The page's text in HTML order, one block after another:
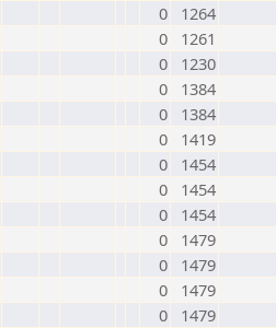
0
1264
0
1261
0
1230
0
1384
0
1384
0
1419
0
1454
0
1454
0
1454
0
1479
0
1479
0
1479
0
1479